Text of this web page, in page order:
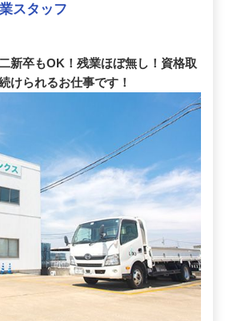
スタッフ
新卒もOK！残業ほぼ無し！資格取
けられるお仕事です！